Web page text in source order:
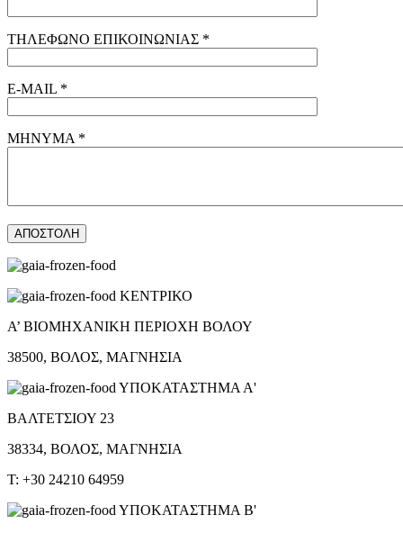
ΤΗΛΕΦΩΝΟ ΕΠΙΚΟΙΝΩΝΙΑΣ *
E-MAIL *
ΜΗΝΥΜΑ *
ΚΕΝΤΡΙΚΟ
Α’ ΒΙΟΜΗΧΑΝΙΚΗ ΠΕΡΙΟΧΗ ΒΟΛΟΥ
38500, ΒΟΛΟΣ, ΜΑΓΝΗΣΙΑ
ΥΠΟΚΑΤΑΣΤΗΜΑ Α'
ΒΑΛΤΕΤΣΙΟΥ 23
38334, ΒΟΛΟΣ, ΜΑΓΝΗΣΙΑ
T: +30 24210 64959
ΥΠΟΚΑΤΑΣΤΗΜΑ Β'